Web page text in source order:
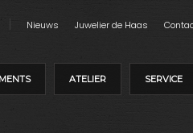
Nieuws Juwelier de Haas
ATELIER SERVICE